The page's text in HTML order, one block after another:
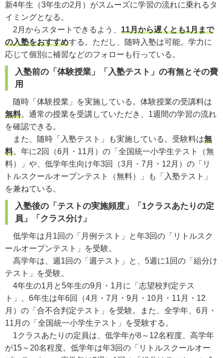
新4年生（3年生の2月）がスムーズに学習の流れに乗れるタ
イミングとなる。
2月からスタートできるよう、 11月から遅くとも1月まで
の入塾をおすすめする。ただし、随時入塾は可能。学力に
応じて個別に補習などのフォローも行っている。
入塾前の「体験授業」「入塾テスト」の有無とその費
用
随時「体験授業」を実施している。体験授業の受講料は
無料。通常の授業を受講していただき、1週間の学習の流れ
を確認できる。
また、随時「入塾テスト」も実施している。受験料は無
料。年に2回（6月・11月）の「全国統一小学生テスト（無
料）」や、低学年生向け年3回（3月・7月・12月）の「リ
トルスクールオープンテスト（無料）」も「入塾テスト」
を兼ねている。
入塾後の「テストの実施頻度」「1クラスあたりの定
員」「クラス分け」
低学年は月1回の「月例テスト」と年3回の「リトルスク
ールオープンテスト」を受験。
高学年は、週1回の「週テスト」と、5週に1回の「組分け
テスト」を受験。
4年生の1月と5年生の9月・1月に「志望校判定テス
ト」、6年生は年6回（4月・7月・9月・10月・11月・12
月）の「合不合判定テスト」を受験。また、全学年、6月・
11月の「全国統一小学生テスト」を受験する。
1クラスあたりの定員は、低学年が8～12名程度、高学年
が15～20名程度。低学年は年3回の「リトルスクールオー